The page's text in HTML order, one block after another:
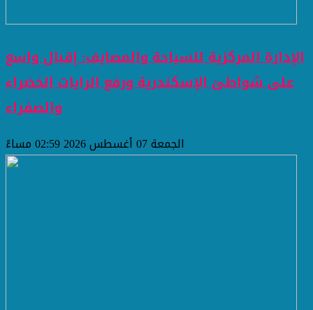
الإدارة المركزية للسياحة والمصايف: إقبال واسع
على شواطئ الإسكندرية ورفع الرايات الخضراء
والصفراء
الجمعة 07 أغسطس 2026 02:59 مساءً